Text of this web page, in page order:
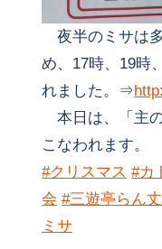
夜半のミサは
め、17時、19時
れました。⇒
本日は、「主
こなわれます。
#クリスマス #カ
会 #三遊亭らん丈
ミサ